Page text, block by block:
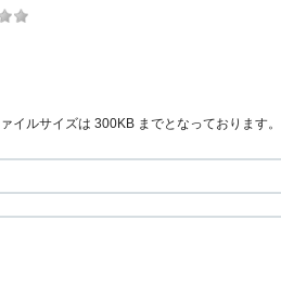
イルサイズは 300KB までとなっております。